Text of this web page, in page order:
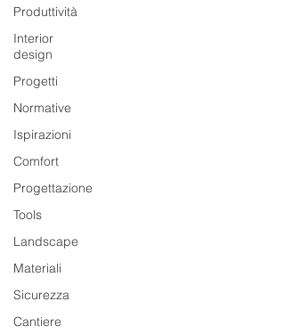
Produttività
Interior
design
Progetti
Normative
Ispirazioni
Comfort
Progettazione
Tools
Landscape
Materiali
Sicurezza
Cantiere